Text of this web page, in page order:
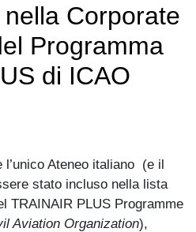
Corporate
Programma
di ICAO
l’unico Ateneo italiano (e il
stato incluso nella lista
TRAINAIR PLUS Programme
Aviation Organization),